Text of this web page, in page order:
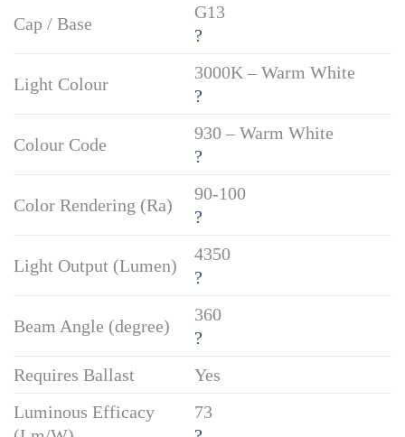
Cap / Base
G13
?
Light Colour
3000K – Warm White
?
Colour Code
930 – Warm White
?
Color Rendering (Ra)
90-100
?
Light Output (Lumen)
4350
?
Beam Angle (degree)
360
?
Requires Ballast
Yes
Luminous Efficacy
73